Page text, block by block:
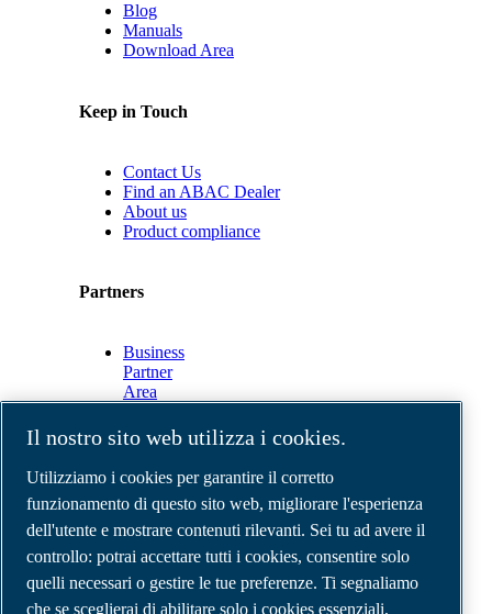
Blog
Manuals
Download Area
Keep in Touch
Contact Us
Find an ABAC Dealer
About us
Product compliance
Partners
Business
Partner
Area
Connect
2.0
Business
ABAC
Media
Gallery
©2026 Compressori d'aria ABAC
Note legali e privacy
Il nostro sito web utilizza i cookies.
Utilizziamo i cookies per garantire il corretto
funzionamento di questo sito web, migliorare l'esperienza
dell'utente e mostrare contenuti rilevanti. Sei tu ad avere il
controllo: potrai accettare tutti i cookies, consentire solo
quelli necessari o gestire le tue preferenze. Ti segnaliamo
che se sceglierai di abilitare solo i cookies essenziali,